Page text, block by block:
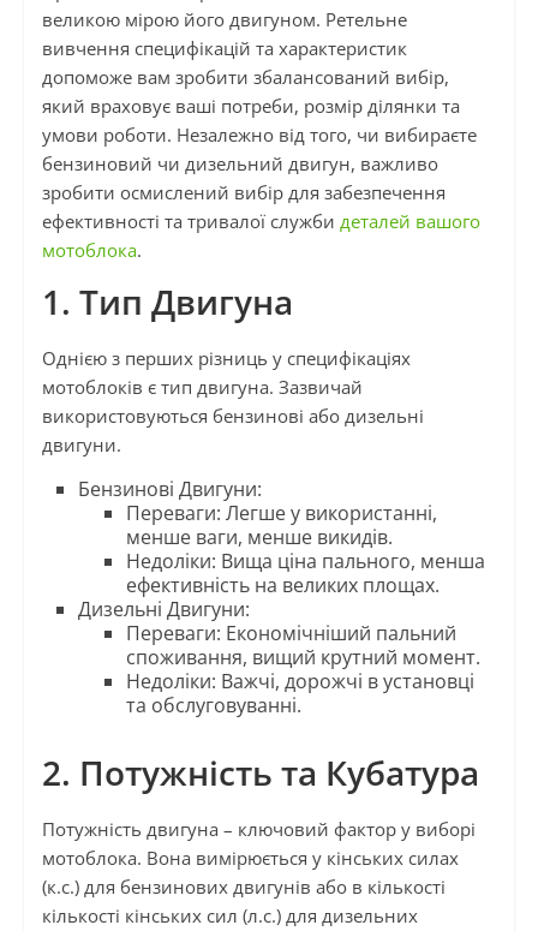
великою мірою його двигуном. Ретельне
вивчення специфікацій та характеристик
допоможе вам зробити збалансований вибір,
який враховує ваші потреби, розмір ділянки та
умови роботи. Незалежно від того, чи вибираєте
бензиновий чи дизельний двигун, важливо
зробити осмислений вибір для забезпечення
ефективності та тривалої служби деталей вашого
мотоблока.
1. Тип Двигуна
Однією з перших різниць у специфікаціях
мотоблоків є тип двигуна. Зазвичай
використовуються бензинові або дизельні
двигуни.
Бензинові Двигуни:
Переваги: Легше у використанні,
менше ваги, менше викидів.
Недоліки: Вища ціна пального, менша
ефективність на великих площах.
Дизельні Двигуни:
Переваги: Економічніший пальний
споживання, вищий крутний момент.
Недоліки: Важчі, дорожчі в установці
та обслуговуванні.
2. Потужність та Кубатура
Потужність двигуна – ключовий фактор у виборі
мотоблока. Вона вимірюється у кінських силах
(к.с.) для бензинових двигунів або в кількості
кількості кінських сил (л.с.) для дизельних